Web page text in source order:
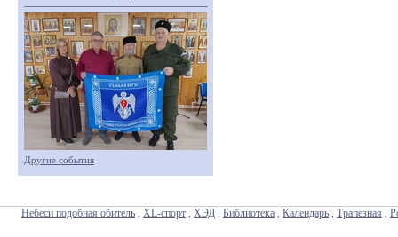
Другие события
Небеси подобная обитель , XL-спорт , ХЭД , Библиотека , Календарь , Трапезная ,